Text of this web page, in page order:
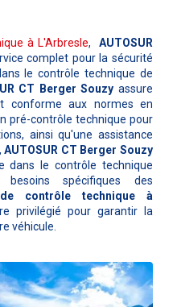
à L'Arbresle, AUTOSUR
complet pour la sécurité
le contrôle technique de
CT Berger Souzy assure
conforme aux normes en
pré-contrôle technique pour
ainsi qu'une assistance
AUTOSUR CT Berger Souzy
dans le contrôle technique
spécifiques des
contrôle technique à
privilégié pour garantir la
véhicule.